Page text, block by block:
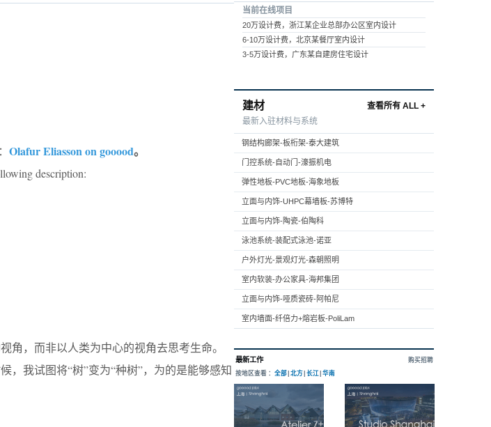
Olafur Eliasson on gooood。
description:
角，而非以人类为中心的视角去思考生命。
，我试图将“树”变为“种树”，为的是能够感知
当前在线项目
20万设计费，浙江某企业总部办公区室内设计
6-10万设计费，北京某餐厅室内设计
3-5万设计费，广东某自建房住宅设计
建材
查看所有 ALL +
最新入驻材料与系统
钢结构廊架-板桁架-泰大建筑
门控系统-自动门-濠振机电
弹性地板-PVC地板-海象地板
立面与内饰-UHPC幕墙板-苏博特
立面与内饰-陶瓷-伯陶科
泳池系统-装配式泳池-诺亚
户外灯光-景观灯光-森朝照明
室内软装-办公家具-海邦集团
立面与内饰-哑质瓷砖-阿帕尼
室内墙面-纤倍力+熔岩板-PoliLam